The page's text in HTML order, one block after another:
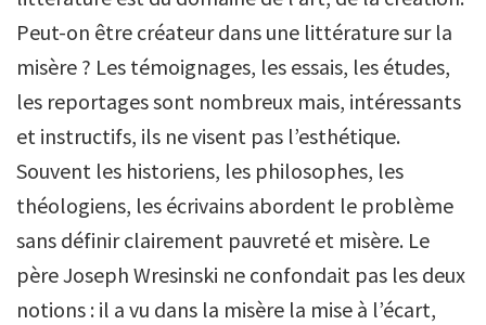
Peut-on être créateur dans une littérature sur la
misère ? Les témoignages, les essais, les études,
les reportages sont nombreux mais, intéressants
et instructifs, ils ne visent pas l’esthétique.
Souvent les historiens, les philosophes, les
théologiens, les écrivains abordent le problème
sans définir clairement pauvreté et misère. Le
père Joseph Wresinski ne confondait pas les deux
notions : il a vu dans la misère la mise à l’écart,